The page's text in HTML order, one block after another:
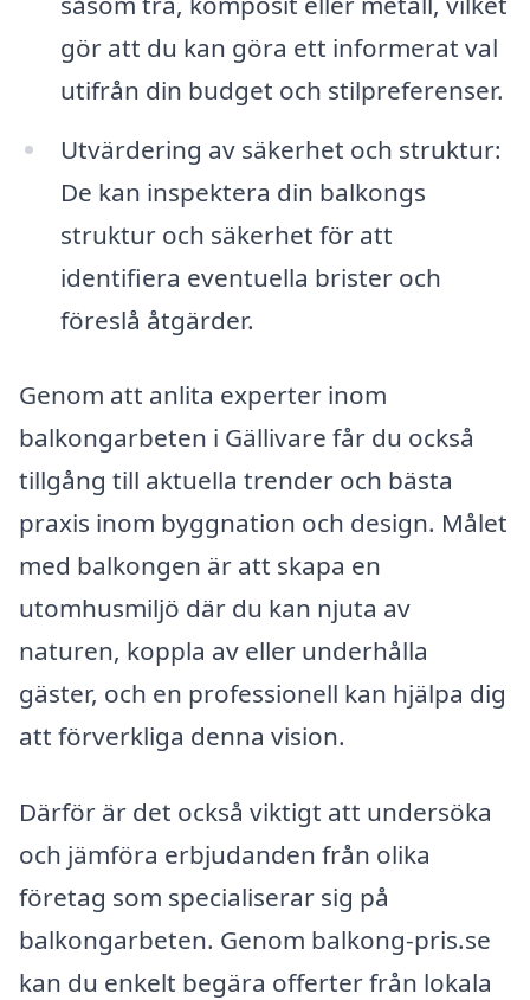
gör att du kan göra ett informerat val
utifrån din budget och stilpreferenser.
Utvärdering av säkerhet och struktur:
De kan inspektera din balkongs
struktur och säkerhet för att
identifiera eventuella brister och
föreslå åtgärder.
Genom att anlita experter inom
balkongarbeten i Gällivare får du också
tillgång till aktuella trender och bästa
praxis inom byggnation och design. Målet
med balkongen är att skapa en
utomhusmiljö där du kan njuta av
naturen, koppla av eller underhålla
gäster, och en professionell kan hjälpa dig
att förverkliga denna vision.
Därför är det också viktigt att undersöka
och jämföra erbjudanden från olika
företag som specialiserar sig på
balkongarbeten. Genom balkong-pris.se
kan du enkelt begära offerter från lokala